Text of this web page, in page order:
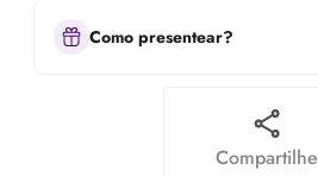
Como presentear?
Compartilhe